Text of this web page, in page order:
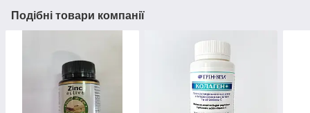
Подібні товари компанії